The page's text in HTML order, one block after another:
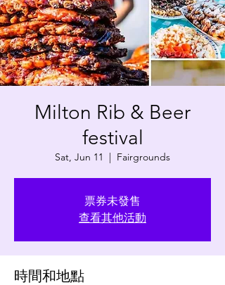
Milton Rib & Beer
festival
Sat, Jun 11
  |
Fairgrounds
票券未發售
查看其他活動
時間和地點